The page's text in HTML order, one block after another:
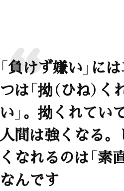
「負けず嫌い」に
つは「拗（ひね）
い」。拗くれてい
人間は強くなる
くなれるのは「素
なんです